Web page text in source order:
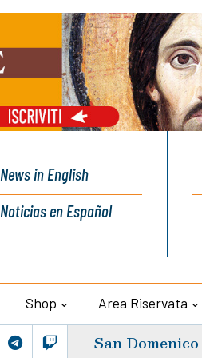
Newsin English
Noticiasen Español
Shop Area Riservata
San Domenico